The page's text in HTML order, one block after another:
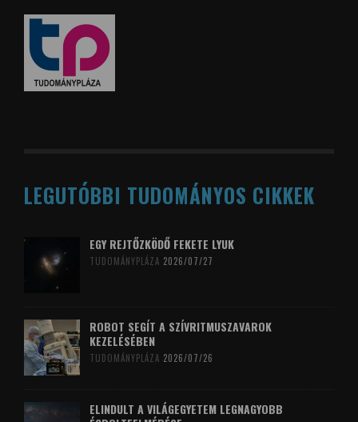
LEGUTÓBBI TUDOMÁNYOS CIKKEK
EGY REJTŐZKÖDŐ FEKETE LYUK
TUDOMÁNYPLÁZA 2026/07/27
ROBOT SEGÍT A SZÍVRITMUSZAVAROK
KEZELÉSÉBEN
TUDOMÁNYPLÁZA 2026/07/26
ELINDULT A VILÁGEGYETEM LEGNAGYOBB